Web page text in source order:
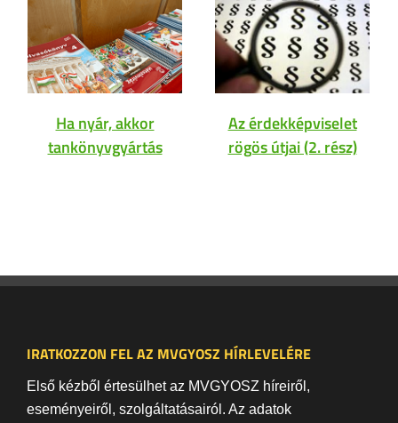
Ha nyár, akkor
tankönyvgyártás
Az érdekképviselet
rögös útjai (2. rész)
IRATKOZZON FEL AZ MVGYOSZ HÍRLEVELÉRE
Első kézből értesülhet az MVGYOSZ híreiről,
eseményeiről, szolgáltatásairól. Az adatok